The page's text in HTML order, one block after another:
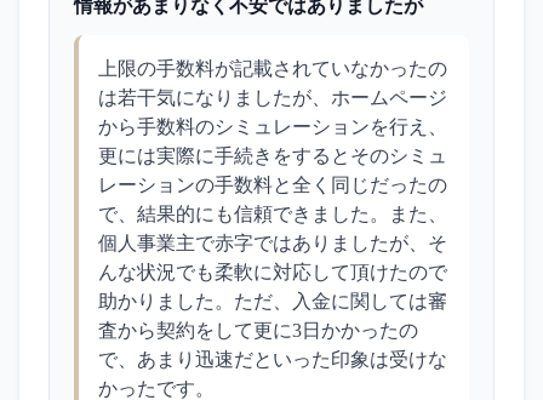
情報があまりなく不安ではありましたが
上限の手数料が記載されていなかったの
は若干気になりましたが、ホームページ
から手数料のシミュレーションを行え、
更には実際に手続きをするとそのシミュ
レーションの手数料と全く同じだったの
で、結果的にも信頼できました。また、
個人事業主で赤字ではありましたが、そ
んな状況でも柔軟に対応して頂けたので
助かりました。ただ、入金に関しては審
査から契約をして更に3日かかったの
で、あまり迅速だといった印象は受けな
かったです。